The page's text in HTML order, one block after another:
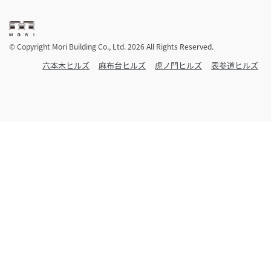
© Copyright Mori Building Co., Ltd. 2026 All Rights Reserved.
六本木ヒルズ 麻布台ヒルズ 虎ノ門ヒルズ 表参道ヒルズ